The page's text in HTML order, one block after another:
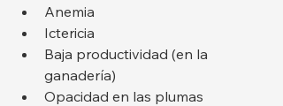
Anemia
Ictericia
Baja productividad (en la
ganadería)
Opacidad en las plumas